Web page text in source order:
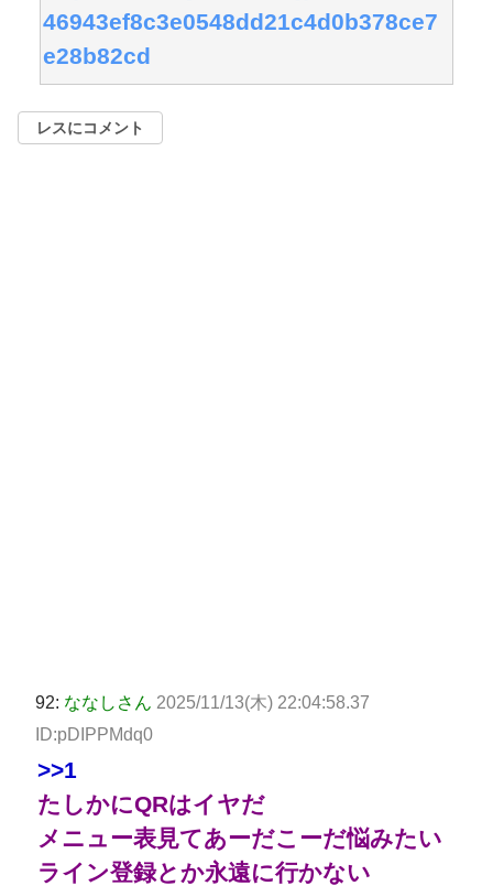
46943ef8c3e0548dd21c4d0b378ce7
e28b82cd
レスにコメント
92: ななしさん 2025/11/13(木) 22:04:58.37
ID:pDIPPMdq0
>>1
たしかにQRはイヤだ
メニュー表見てあーだこーだ悩みたい
ライン登録とか永遠に行かない